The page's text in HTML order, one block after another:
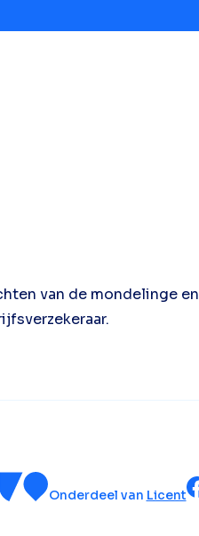
van de mondelinge en
Onderdeel van Licent